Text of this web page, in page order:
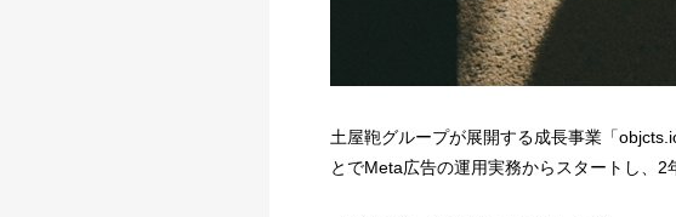
土屋鞄グループが展開する成長事業「
とでMeta広告の運用実務からスタートし、2